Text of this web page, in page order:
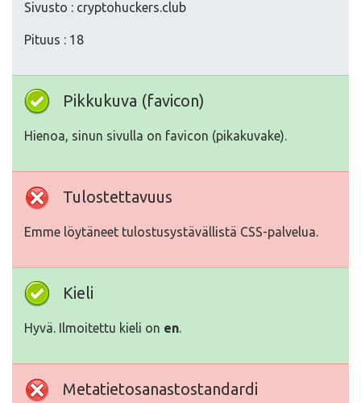
Sivusto : cryptohuckers.club
Pituus : 18
Pikkukuva (favicon)
Hienoa, sinun sivulla on favicon (pikakuvake).
Tulostettavuus
Emme löytäneet tulostusystävällistä CSS-palvelua.
Kieli
Hyvä. Ilmoitettu kieli on en.
Metatietosanastostandardi